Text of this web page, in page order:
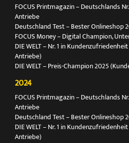
FOCUS Printmagazin – Deutschlands
Antriebe
Deutschland Test – Bester Onlineshop
FOCUS Money – Digital Champion,
DIE WELT – Nr. 1 in
Antriebe)
DIE WELT – Preis-Champion 2025
2024
FOCUS Printmagazin – Deutschlands
Antriebe
Deutschland Test – Bester Onlineshop
DIE WELT – Nr. 1 in
Antriebe)